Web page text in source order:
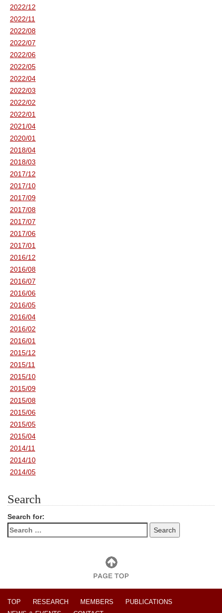
2022/12
2022/11
2022/08
2022/07
2022/06
2022/05
2022/04
2022/03
2022/02
2022/01
2021/04
2020/01
2018/04
2018/03
2017/12
2017/10
2017/09
2017/08
2017/07
2017/06
2017/01
2016/12
2016/08
2016/07
2016/06
2016/05
2016/04
2016/02
2016/01
2015/12
2015/11
2015/10
2015/09
2015/08
2015/06
2015/05
2015/04
2014/11
2014/10
2014/05
Search
Search for:
TOP RESEARCH MEMBERS
PUBLICATIONS